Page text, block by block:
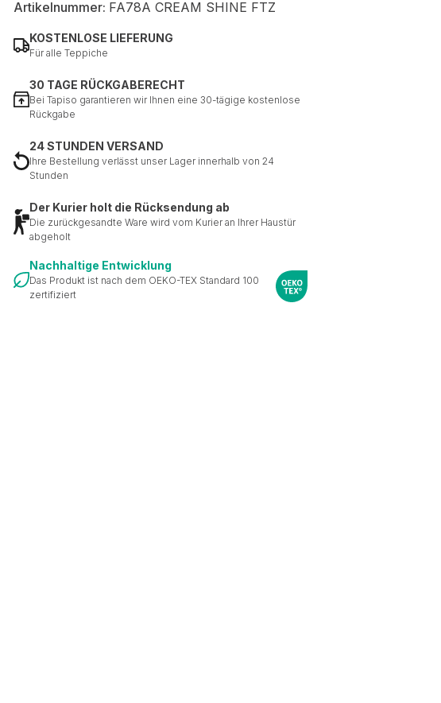
Artikelnummer: FA78A CREAM SHINE FTZ
KOSTENLOSE LIEFERUNG
Für alle Teppiche
30 TAGE RÜCKGABERECHT
Bei Tapiso garantieren wir Ihnen eine 30-tägige kostenlose
Rückgabe
24 STUNDEN VERSAND
Ihre Bestellung verlässt unser Lager innerhalb von 24
Stunden
Der Kurier holt die Rücksendung ab
Die zurückgesandte Ware wird vom Kurier an Ihrer Haustür
abgeholt
Nachhaltige Entwicklung
Das Produkt ist nach dem OEKO-TEX Standard 100
zertifiziert